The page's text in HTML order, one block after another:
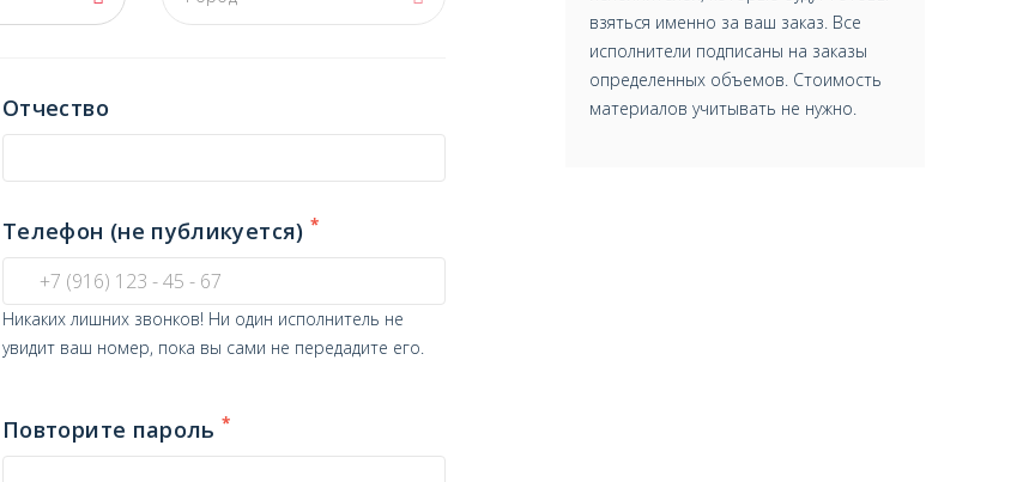
Отчество
Телефон (не публикуется) *
Никаких лишних звонков! Ни один исполнитель не
увидит ваш номер, пока вы сами не передадите его.
Повторите пароль*
взяться именно за ваш заказ. Все
исполнители подписаны на заказы
определенных объемов. Стоимость
материалов учитывать не нужно.